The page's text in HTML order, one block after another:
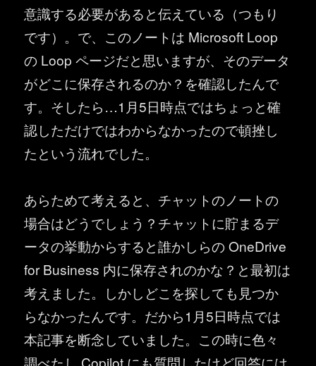
意識する必要があると伝えている（つもり
です）。で、このノートは Microsoft Loop
の Loop ページだと思いますが、そのデータ
がどこに保存されるのか？を確認したんで
す。そしたら…1月5日時点ではちょっと確
認しただけではわからなかったので頓挫し
たという流れでした。
あらためて考えると、チャットのノートの
場合はどうでしょう？チャットに貯まるデ
ータの挙動からすると誰かしらの OneDrive
for Business 内に保存されのかな？と最初は
考えました。しかしどこを探しても見つか
らなかったんです。だから1月5日時点では
本記事を断念していました。この時に色々